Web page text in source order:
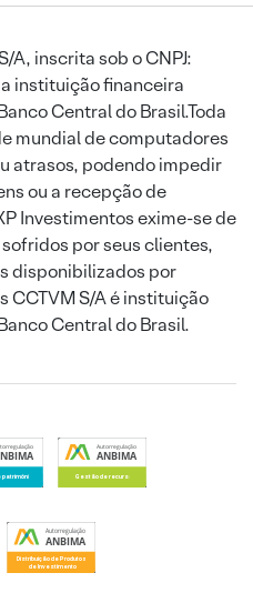
A, inscrita sob o CNPJ:
instituição financeira
Central do Brasil.Toda
mundial de computadores
atrasos, podendo impedir
ou a recepção de
Investimentos exime-se de
por seus clientes,
disponibilizados por
CCTVM S/A é instituição
Central do Brasil.